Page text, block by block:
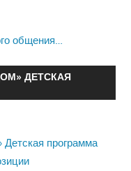
общения…
ДЕТСКАЯ
Детская программа